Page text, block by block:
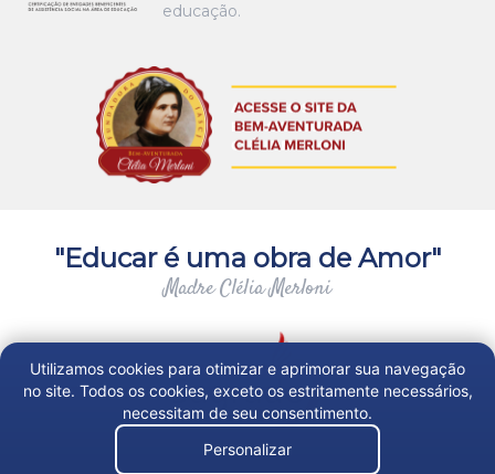
educação.
"Educar é uma obra de Amor"
Madre Clélia Merloni
Utilizamos cookies para otimizar e aprimorar sua navegação
no site. Todos os cookies, exceto os estritamente necessários,
necessitam de seu consentimento.
Personalizar